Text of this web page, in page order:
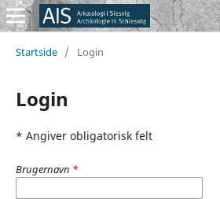
Startside / Login
Login
* Angiver obligatorisk felt
Brugernavn *